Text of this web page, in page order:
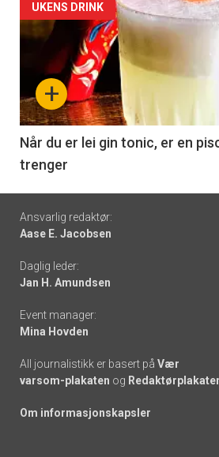
Forsiden
akkurat
nå
-
6
+
UKENS DRINK
Når du er lei gin tonic, er en
trenger
Footer
-
links
Ansvarlig redaktør:
Aase E. Jacobsen
Daglig leder:
Jan H. Amundsen
Event manager:
Mina Hovden
All journalistikk er basert på Vær
varsom-plakaten og
Om informasjonskapsler